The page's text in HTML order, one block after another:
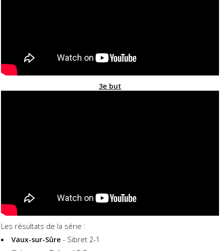
3e but
Les résultats de la série :
Vaux-sur-Sûre - Sibret 2-1